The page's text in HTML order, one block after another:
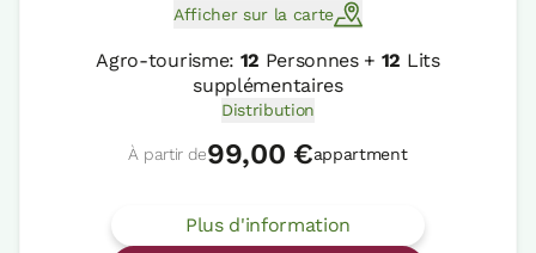
Afficher sur la carte
Agro-tourisme: 12 Personnes + 12 Lits
supplémentaires
Distribution
À partir de99,00 €appartment
Plus d'information